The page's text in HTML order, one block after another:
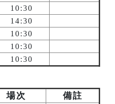
10:30
14:30
10:30
10:30
10:30
場次 備註